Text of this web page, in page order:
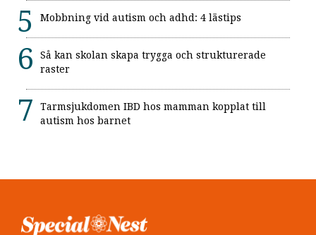
Mobbning vid autism och adhd: 4 lästips
Så kan skolan skapa trygga och strukturerade
raster
Tarmsjukdomen IBD hos mamman kopplat till
autism hos barnet